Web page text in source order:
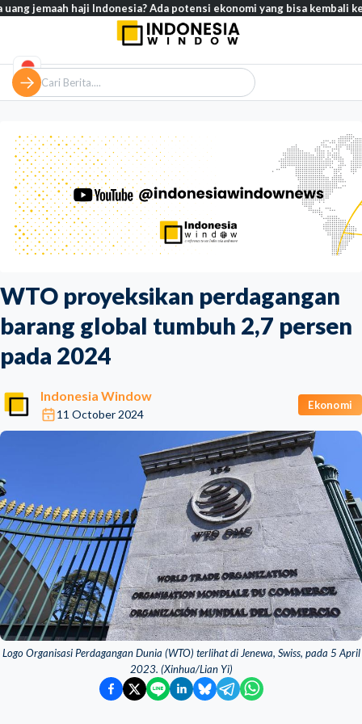
WTO proyeksikan perdagangan
barang global tumbuh 2,7 persen
pada 2024
Indonesia Window
11 October 2024
Ekonomi
Logo Organisasi Perdagangan Dunia (WTO) terlihat di Jenewa, Swiss, pada 5 April
2023. (Xinhua/Lian Yi)
haji Indonesia? Ada potensi ekonomi yang bisa kembali ke Tanah Air